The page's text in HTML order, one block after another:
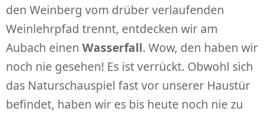
den Weinberg vom drüber verlaufenden
Weinlehrpfad trennt, entdecken wir am
Aubach einen Wasserfall. Wow, den haben wir
noch nie gesehen! Es ist verrückt. Obwohl sich
das Naturschauspiel fast vor unserer Haustür
befindet, haben wir es bis heute noch nie zu